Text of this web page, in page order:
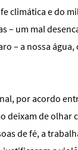
climática e do
– um mal
– a nossa água,
por acordo
deixam de olhar
de fé, a